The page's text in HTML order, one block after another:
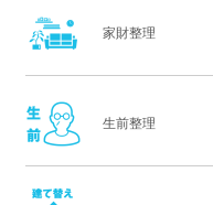
家財整理
生前整理